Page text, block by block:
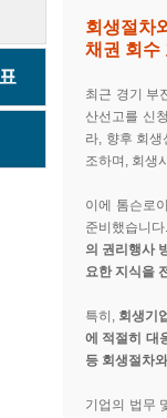
회생절차
채권 회수
최근 경기 부
산선고를 신
라, 향후 회
조하며, 회생
이에 톰슨로
준비했습니
의 권리행사
요한 지식을
특히, 회생기
에 적절히 대
등 회생절차
기업의 법무